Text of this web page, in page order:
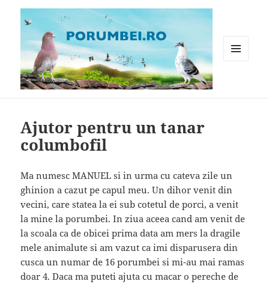
Ajutor pentru un tanar
columbofil
Ma numesc MANUEL si in urma cu cateva zile un
ghinion a cazut pe capul meu. Un dihor venit din
vecini, care statea la ei sub cotetul de porci, a venit
la mine la porumbei. In ziua aceea cand am venit de
la scoala ca de obicei prima data am mers la dragile
mele animalute si am vazut ca imi disparusera din
cusca un numar de 16 porumbei si mi-au mai ramas
doar 4. Daca ma puteti ajuta cu macar o pereche de